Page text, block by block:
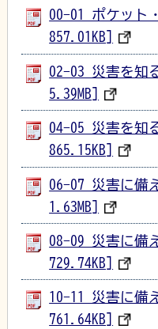
00-01_ポケット
857.01KB]
02-03_災害を知
5.39MB]
04-05_災害を知
865.15KB]
06-07_災害に備
1.63MB]
08-09_災害に備
729.74KB]
10-11_災害に備
761.64KB]